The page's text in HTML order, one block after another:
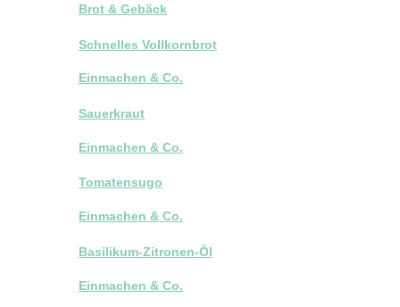
Brot & Gebäck
Schnelles Vollkornbrot
Einmachen & Co.
Sauerkraut
Einmachen & Co.
Tomatensugo
Einmachen & Co.
Basilikum-Zitronen-Öl
Einmachen & Co.